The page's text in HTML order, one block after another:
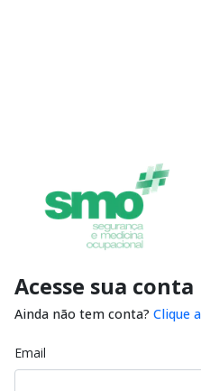
Acesse sua conta
Ainda não tem conta? Clique
Email